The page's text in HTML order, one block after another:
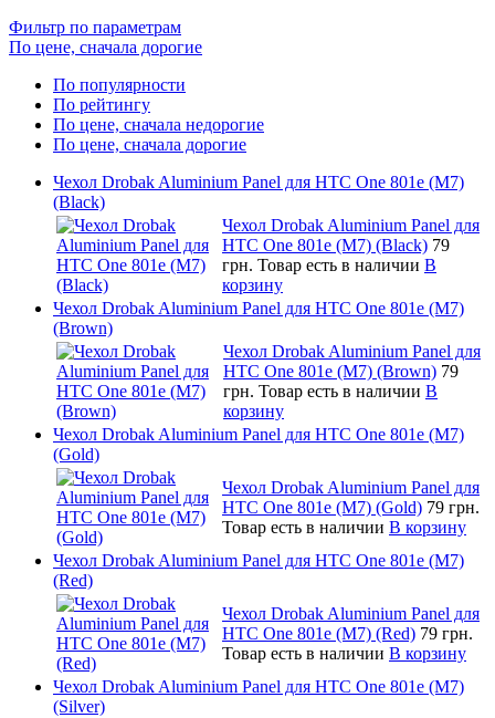
Фильтр по параметрам
По цене, сначала дорогие
По популярности
По рейтингу
По цене, сначала недорогие
По цене, сначала дорогие
Чехол Drobak Aluminium Panel для HTC One 801e (M7)
(Black)
Чехол Drobak Aluminium Panel для
HTC One 801e (M7) (Black) 79
грн. Товар есть в наличии В
корзину
Чехол Drobak Aluminium Panel для HTC One 801e (M7)
(Brown)
Чехол Drobak Aluminium Panel для
HTC One 801e (M7) (Brown) 79
грн. Товар есть в наличии В
корзину
Чехол Drobak Aluminium Panel для HTC One 801e (M7)
(Gold)
Чехол Drobak Aluminium Panel для
HTC One 801e (M7) (Gold) 79 грн.
Товар есть в наличии В корзину
Чехол Drobak Aluminium Panel для HTC One 801e (M7)
(Red)
Чехол Drobak Aluminium Panel для
HTC One 801e (M7) (Red) 79 грн.
Товар есть в наличии В корзину
Чехол Drobak Aluminium Panel для HTC One 801e (M7)
(Silver)